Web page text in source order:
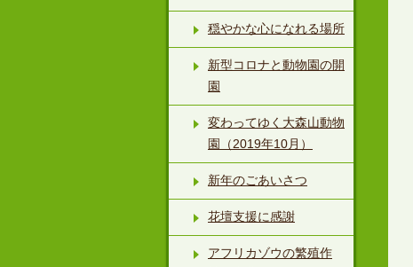
穏やかな心になれる場所
新型コロナと動物園の開
園
変わってゆく大森山動物
園（2019年10月）
新年のごあいさつ
花壇支援に感謝
アフリカゾウの繁殖作